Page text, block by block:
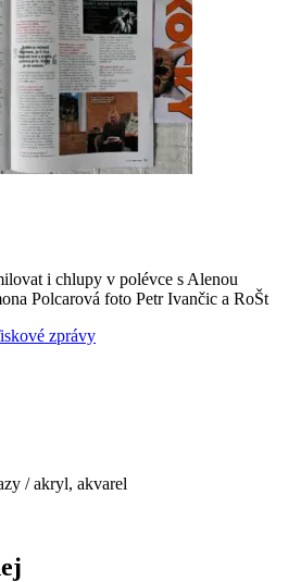
i chlupy v polévce s Alenou
Polcarová foto Petr Ivančic a RoŠt
zprávy
/ akryl, akvarel